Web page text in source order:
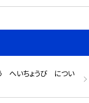
へいちょうび につい